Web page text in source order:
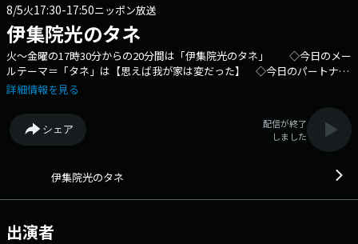
8/5火17:30-17:50ニッポン放送
伊集院光のタネ
火～金曜の17時30分からの20分間は「伊集院光のタネ」 ◇今日のメー
ルテーマ＝「タネ」は【思えば我が家は変だった】 ◇今日のパートナー
は、熊谷実帆アナウンサーです。 番組で募集したメールテーマが皆さ
ような番組を目指し、たくさんのメッセージを紹介していきます！メール
アドレス： ij@1242.com 番組ホームページはこちら twitterハッ
シュタグは「#伊集院光のタネ」twitterアカウントは「@ijuintane」
詳細情報を見る
シェア
配信が終了
しました
伊集院光のタネ
出演者